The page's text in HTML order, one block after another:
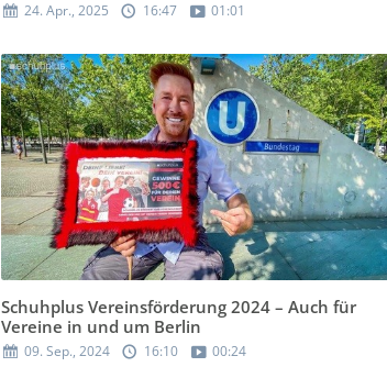
24. Apr., 2025 16:47 01:01
Schuhplus Vereinsförderung 2024 – Auch für
Vereine in und um Berlin
09. Sep., 2024 16:10 00:24